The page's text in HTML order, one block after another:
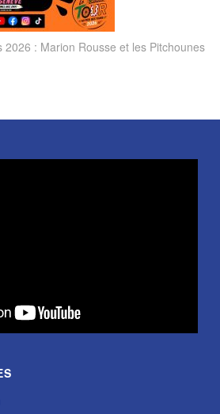
: Marion Rousse et les Pitchounes